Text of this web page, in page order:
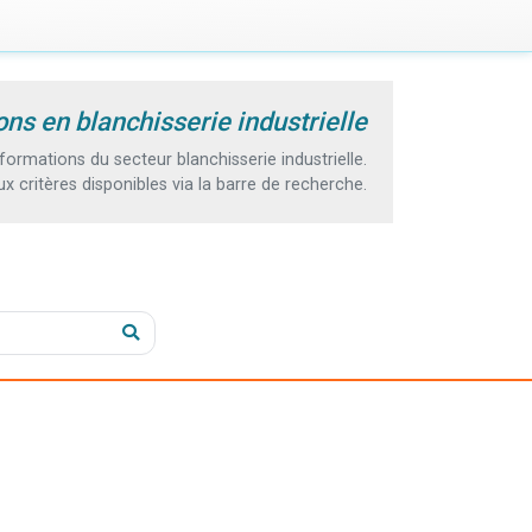
en blanchisserie industrielle
du secteur blanchisserie industrielle.
critères disponibles via la barre de recherche.